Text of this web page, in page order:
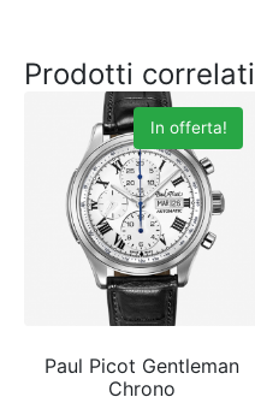
Prodotti correlati
In offerta!
Paul Picot Gentleman
Chrono